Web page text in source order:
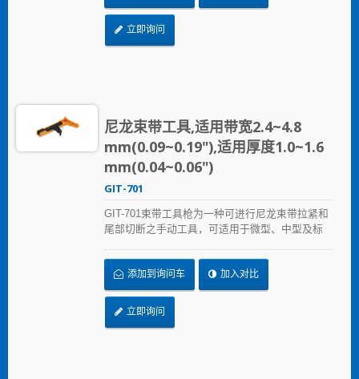
立即询问
尼龙束带工具,适用带宽2.4~4.8
mm(0.09~0.19"),适用厚度1.0~1.6
mm(0.04~0.06")
GIT-701
GIT-701束带工具枪为一种可进行尼龙束带拉紧和
尾部切断之手动工具，可适用于微型、中型及标
受限的环境进行使用。 允许拉伸强度从18到50磅
的张力。添加到询问车 加入对比
立即询问